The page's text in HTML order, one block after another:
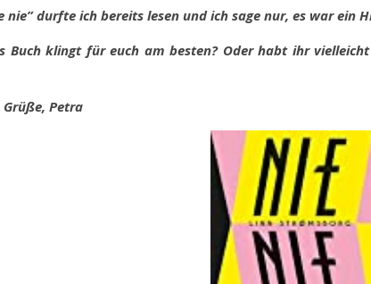
nie” durfte ich bereits lesen und ich sage nur, es war ein
Buch klingt für euch am besten? Oder habt ihr
Petra